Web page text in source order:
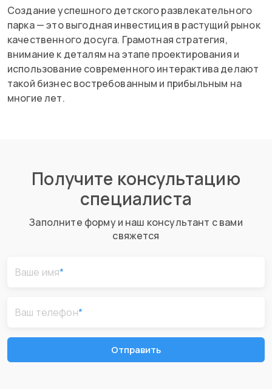
Создание успешного детского развлекательного
парка — это выгодная инвестиция в растущий рынок
качественного досуга. Грамотная стратегия,
внимание к деталям на этапе проектирования и
использование современного интерактива делают
такой бизнес востребованным и прибыльным на
многие лет.
Получите консультацию
специалиста
Заполните форму и наш консультант с вами
свяжется
Ваше имя*
Ваш телефон*
Отправить